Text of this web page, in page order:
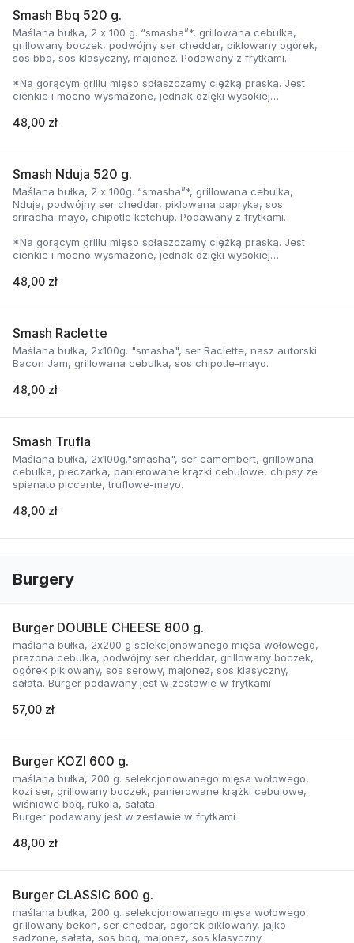
Smash Bbq 520 g.
Maślana bułka, 2 x 100 g. “smasha”*, grillowana cebulka,
grillowany boczek, podwójny ser cheddar, piklowany ogórek,
sos bbq, sos klasyczny, majonez. Podawany z frytkami.
*Na gorącym grillu mięso spłaszczamy ciężką praską. Jest
cienkie i mocno wysmażone, jednak dzięki wysokiej
delikatną soczystość.
48,00 zł
Smash Nduja 520 g.
Maślana bułka, 2 x 100g. “smasha”*, grillowana cebulka,
Nduja, podwójny ser cheddar, piklowana papryka, sos
sriracha-mayo, chipotle ketchup. Podawany z frytkami.
*Na gorącym grillu mięso spłaszczamy ciężką praską. Jest
cienkie i mocno wysmażone, jednak dzięki wysokiej
delikatną soczystość.
48,00 zł
Smash Raclette
Maślana bułka, 2x100g. "smasha", ser Raclette, nasz autorski
Bacon Jam, grillowana cebulka, sos chipotle-mayo.
48,00 zł
Smash Trufla
Maślana bułka, 2x100g."smasha", ser camembert, grillowana
cebulka, pieczarka, panierowane krążki cebulowe, chipsy ze
spianato piccante, truflowe-mayo.
48,00 zł
Burgery
Burger DOUBLE CHEESE 800 g.
maślana bułka, 2x200 g selekcjonowanego mięsa wołowego,
prażona cebulka, podwójny ser cheddar, grillowany boczek,
ogórek piklowany, sos serowy, majonez, sos klasyczny,
sałata. Burger podawany jest w zestawie w frytkami
57,00 zł
Burger KOZI 600 g.
maślana bułka, 200 g. selekcjonowanego mięsa wołowego,
kozi ser, grillowany boczek, panierowane krążki cebulowe,
wiśniowe bbq, rukola, sałata.
Burger podawany jest w zestawie w frytkami
48,00 zł
Burger CLASSIC 600 g.
maślana bułka, 200 g. selekcjonowanego mięsa wołowego,
grillowany bekon, ser cheddar, ogórek piklowany, jajko
sadzone, sałata, sos bbq, majonez, sos klasyczny.